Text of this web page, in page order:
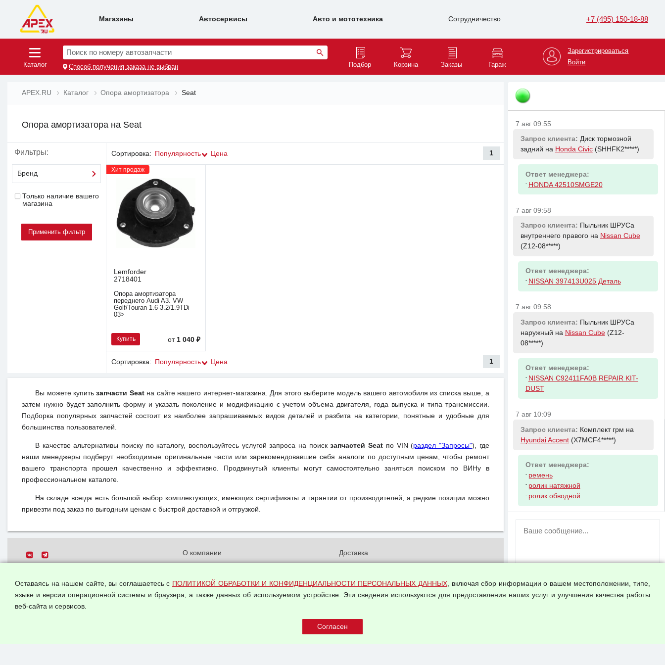
Магазины Автосервисы Авто и мототехника Сотрудничество +7 (495) 150-18-88
Каталог
Поиск по номеру автозапчасти
Способ получения заказа не выбран Подбор Корзина Заказы Гараж
Зарегистрироваться
Войти
APEX.RU Каталог Опора амортизатора Seat
Опора амортизатора на Seat
Фильтры:
Бренд
Только наличие вашего
магазина
Сортировка: Популярность Цена 1
Хит продаж
Lemforder
2718401
Опора амортизатора
переднего Audi A3. VW
Golf/Touran 1.6-3.2/1.9TDi
03>
Купить от 1 040 ₽
Сортировка: Популярность Цена 1
Вы можете купитьзапчасти Seatна сайте нашего интернет-магазина. Для этого выберите модель вашего автомобиля из списка выше, а
затем нужно будет заполнить форму и указать поколение и модификацию с учетом объема двигателя, года выпуска и типа трансмиссии.
Подборка популярных запчастей состоит из наиболее запрашиваемых видов деталей и разбита на категории, понятные и удобные для
большинства пользователей.
В качестве альтернативы поиску по каталогу, воспользуйтесь услугой запроса на поискзапчастей Seat по VIN (раздел "Запросы"), где
наши менеджеры подберут необходимые оригинальные части или зарекомендовавшие себя аналоги по доступным ценам, чтобы ремонт
вашего транспорта прошел качественно и эффективно. Продвинутый клиенты могут самостоятельно заняться поиском по ВИНу в
профессиональном каталоге.
На складе всегда есть большой выбор комплектующих, имеющих сертификаты и гарантии от производителей, а редкие позиции можно
привезти под заказ по выгодным ценам с быстрой доставкой и отгрузкой.
Все права защищены.
О компании
данных
Доставка
Оплата и возвраты
Арендодателям
Оставаясь на нашем сайте, вы соглашаетесь с ПОЛИТИКОЙ ОБРАБОТКИ И КОНФИДЕНЦИАЛЬНОСТИ ПЕРСОНАЛЬНЫХ ДАННЫХ, включая сбор информации о вашем местоположении, типе,
языке и версии операционной системы и браузера, а также данных об используемом устройстве. Эти сведения используются для предоставления наших услуг и улучшения качества работы
веб-сайта и сервисов.
7 авг 09:55
Запрос клиента:Колодки тормозные
задние наHonda Civic
Ответ менеджера:
-HONDA 43022SMGE01
7 авг 09:55
Запрос клиента: Диск тормозной
задний на Honda Civic(SHHFK2*****)
Ответ менеджера:
- HONDA 42510SMGE20
7 авг 09:58
Запрос клиента: Пыльник ШРУСа
внутреннего правого на Nissan Cube
(Z12-08*****)
Ответ менеджера:
- NISSAN 397413U025 Деталь
7 авг 09:58
Запрос клиента: Пыльник ШРУСа
наружный на Nissan Cube(Z12-
08*****)
Ответ менеджера:
- NISSAN C92411FA0B REPAIR KIT-
DUST
7 авг 10:09
Запрос клиента: Комплект грм на
Hyundai Accent(X7MCF4*****)
Ответ менеджера:
- ремень
- ролик натяжной
- ролик обводной
ВНИМАНИЕ!
пользователей временно отключена!
аккаунт.